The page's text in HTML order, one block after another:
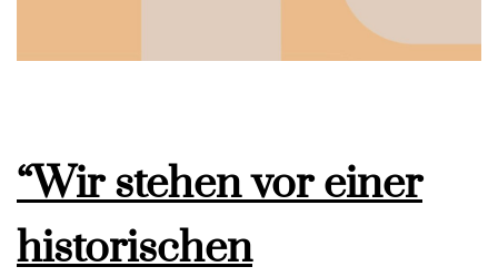
“Wir stehen vor einer
historischen